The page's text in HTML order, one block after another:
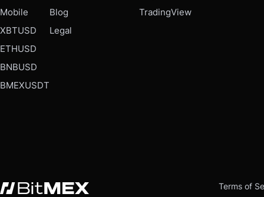
Mobile
XBTUSD
ETHUSD
BNBUSD
BMEXUSDT
Blog
Legal
TradingView
Terms of